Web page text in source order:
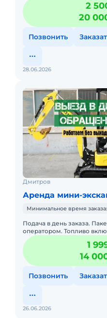
2
20
Позвонить
28.06.2026
Дмитров
Аренда мини-
Минимальное время
Подача в день заказа.
оператором. Топливо
Долгосрочная аренда.
0.95 т с операт
1
14
Позвонить
26.06.2026